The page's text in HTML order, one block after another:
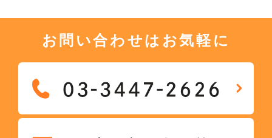
お問い合わせはお気軽に